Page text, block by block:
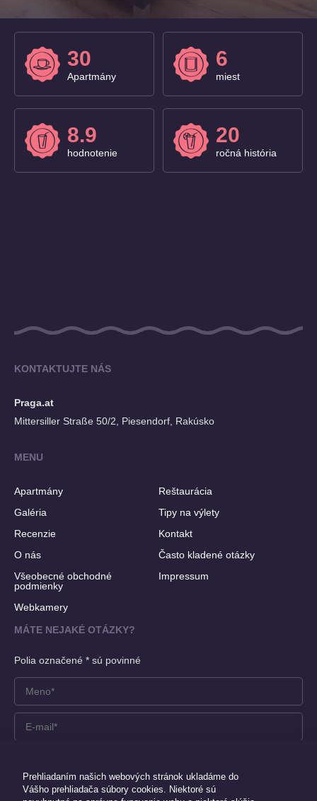
30
Apartmány
6
miest
8.9
hodnotenie
20
ročná história
KONTAKTUJTE NÁS
Praga.at
Mittersiller Straße 50/2, Piesendorf, Rakúsko
MENU
Apartmány
Reštaurácia
Galéria
Tipy na výlety
Recenzie
Kontakt
O nás
Často kladené otázky
Všeobecné obchodné
podmienky
Impressum
Webkamery
MÁTE NEJAKÉ OTÁZKY?
Polia označené * sú povinné
Prehliadaním našich webových stránok ukladáme do
Vášho prehliadača súbory cookies. Niektoré sú